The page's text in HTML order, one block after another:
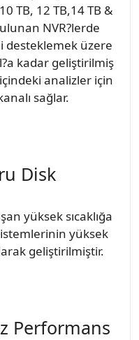
TB, 12 TB,14 TB &
NVR?lerde
desteklemek üzere
kadar geliştirilmiş
analizler için
sağlar.
Disk
yüksek sıcaklığa
yüksek
geliştirilmiştir.
Performans